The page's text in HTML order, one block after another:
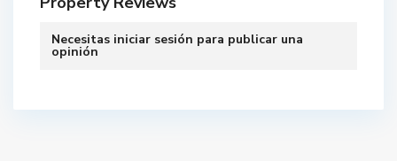
Necesitas iniciar sesión para publicar una
opinión
B